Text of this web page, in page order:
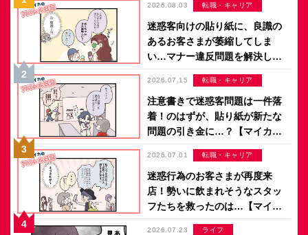
2026.08.03 転職・キャリア
迷惑客向けの貼り紙に、良識の
あるお客さまが萎縮してしま
い…マナー違反問題を解決した
のは意外なアイデア？【マイカ
のアパレル日記 by ぼのこ】
2026.07.15 転職・キャリア
注意書きで迷惑客問題は一件落
着！のはずが、貼り紙が新たな
問題の引き金に…？【マイカの
アパレル日記 by ぼのこ】
2026.07.01 転職・キャリア
迷惑行為のお客さまが再度来
店！勢いに飲まれそうなスタッ
フたちを救ったのは…【マイカ
のアパレル日記 by ぼのこ】
2026.07.23 ライフ